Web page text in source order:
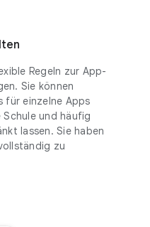
Regeln zur App-
Sie können
für einzelne Apps
und häufig
lassen. Sie haben
zu